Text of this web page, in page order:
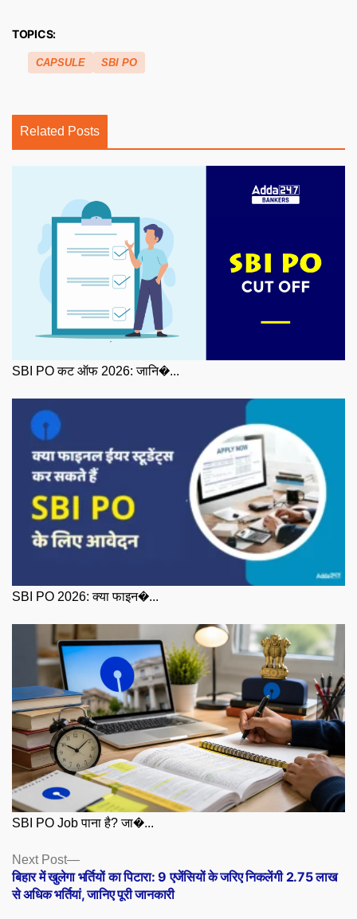
TOPICS:
CAPSULE SBI PO
Related Posts
SBI PO कट ऑफ 2026: जानि�...
SBI PO 2026: क्या फाइन�...
SBI PO Job पाना है? जा�...
Posts
navigation
Next Post
Next
post:
बिहार में खुलेगा भर्तियों का पिटारा: 9 एजेंसियों के जरिए निकलेंगी 2.75 लाख
से अधिक भर्तियां, जानिए पूरी जानकारी